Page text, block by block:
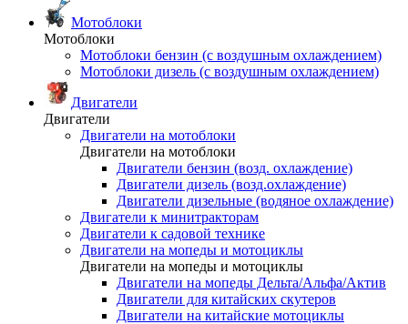
Мотоблоки
Мотоблоки
Мотоблоки бензин (с воздушным охлаждением)
Мотоблоки дизель (с воздушным охлаждением)
Двигатели
Двигатели
Двигатели на мотоблоки
Двигатели на мотоблоки
Двигатели бензин (возд. охлаждение)
Двигатели дизель (возд.охлаждение)
Двигатели дизельные (водяное охлаждение)
Двигатели к минитракторам
Двигатели к садовой технике
Двигатели на мопеды и мотоциклы
Двигатели на мопеды и мотоциклы
Двигатели на мопеды Дельта/Альфа/Актив
Двигатели для китайских скутеров
Двигатели на китайские мотоциклы